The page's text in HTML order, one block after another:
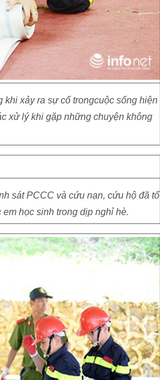
khi xảy ra sự cố trongcuộc sống hiện
xử lý khi gặp những chuyện không
sát PCCC và cứu nạn, cứu hộ đã tổ
học sinh trong dịp nghỉ hè.